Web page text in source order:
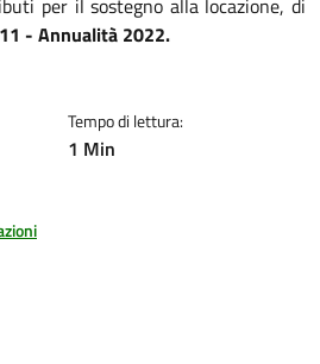
per il sostegno alla locazione, di
- Annualità 2022.
Tempo di lettura:
1 Min